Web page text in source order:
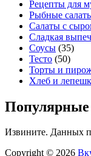
Рецепты для
Рыбные
Салаты с
Сладкая
Соусы (35)
Тесто (50)
Торты и
Хлеб и
Извините. Данных
Copyright © 2026